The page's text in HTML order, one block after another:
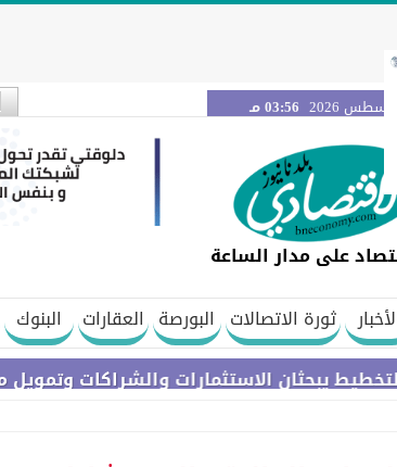
03:56 مـ
على مدار الساعة
ثورة الاتصالات البورصة العقارات البنوك
الاستثمارات والشراكات وتمويل مشروعات